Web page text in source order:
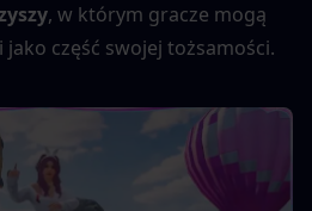
, w którym gracze mogą
część swojej tożsamości.